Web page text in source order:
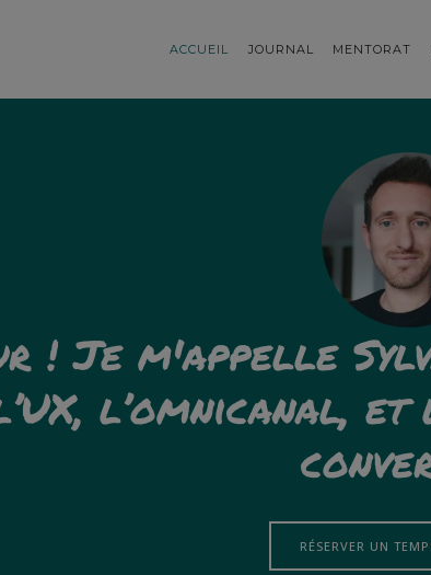
ACCUEIL JOURNAL MENTORAT
! Je m'appelle
l’omnicanal,
RÉSERVER UN